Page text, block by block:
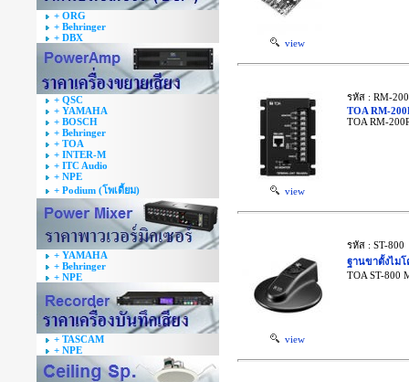
+ ORG
+ Behringer
+ DBX
+ QSC
+ YAMAHA
+ BOSCH
+ Behringer
+ TOA
+ INTER-M
+ ITC Audio
+ NPE
+ Podium (โพเดี้ยม)
+ YAMAHA
+ Behringer
+ NPE
+ TASCAM
+ NPE
view
view
รหัส : RM-
TOA RM-
TOA RM-
view
รหัส : ST-800
ฐานขาตั้งไมโ
TOA ST-800